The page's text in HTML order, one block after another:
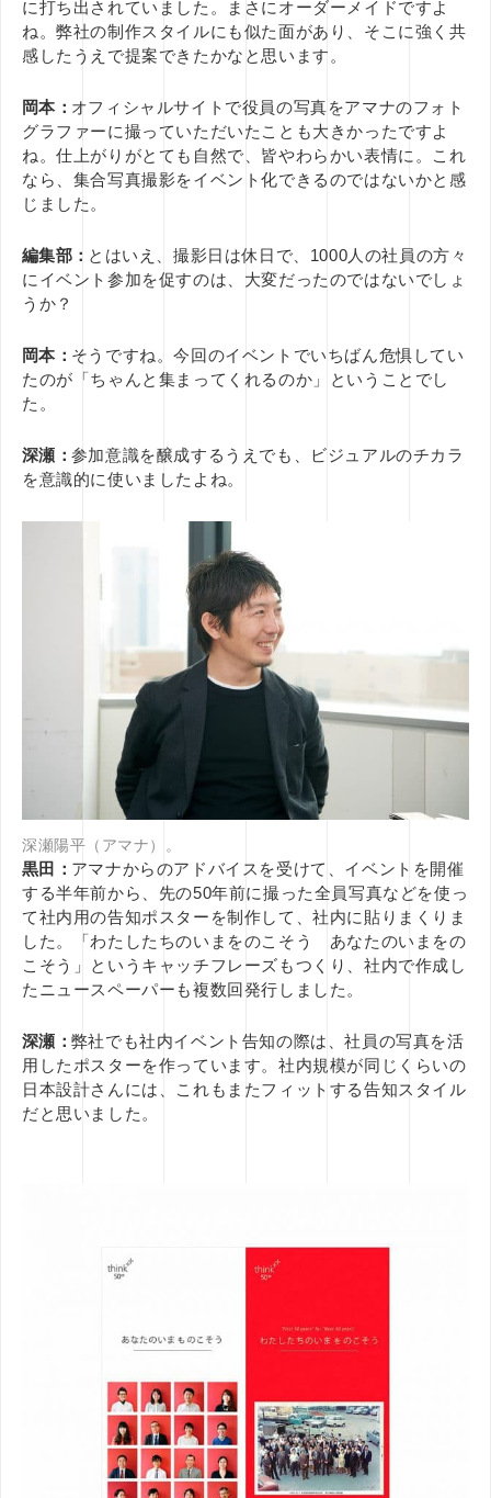
に打ち出されていました。まさにオーダーメイドですよ
ね。弊社の制作スタイルにも似た面があり、そこに強く共
感したうえで提案できたかなと思います。
岡本： オフィシャルサイトで役員の写真をアマナのフォト
グラファーに撮っていただいたことも大きかったですよ
ね。仕上がりがとても自然で、皆やわらかい表情に。これ
なら、集合写真撮影をイベント化できるのではないかと感
じました。
編集部： とはいえ、撮影日は休日で、1000人の社員の方々
にイベント参加を促すのは、大変だったのではないでしょ
うか？
岡本： そうですね。今回のイベントでいちばん危惧してい
たのが「ちゃんと集まってくれるのか」ということでし
た。
深瀬：参加意識を醸成するうえでも、ビジュアルのチカラ
を意識的に使いましたよね。
深瀬陽平（アマナ）。
黒田： アマナからのアドバイスを受けて、イベントを開催
する半年前から、先の50年前に撮った全員写真などを使っ
て社内用の告知ポスターを制作して、社内に貼りまくりま
した。「わたしたちのいまをのこそう あなたのいまをの
こそう」というキャッチフレーズもつくり、社内で作成し
たニュースペーパーも複数回発行しました。
深瀬：弊社でも社内イベント告知の際は、社員の写真を活
用したポスターを作っています。社内規模が同じくらいの
日本設計さんには、これもまたフィットする告知スタイル
だと思いました。